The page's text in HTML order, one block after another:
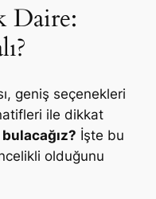
Daire:
geniş seçenekleri
ile dikkat
İşte bu
olduğunu